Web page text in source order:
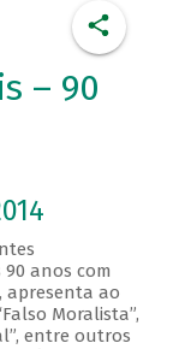
– 90
anos com
apresenta ao
Moralista”,
entre outros